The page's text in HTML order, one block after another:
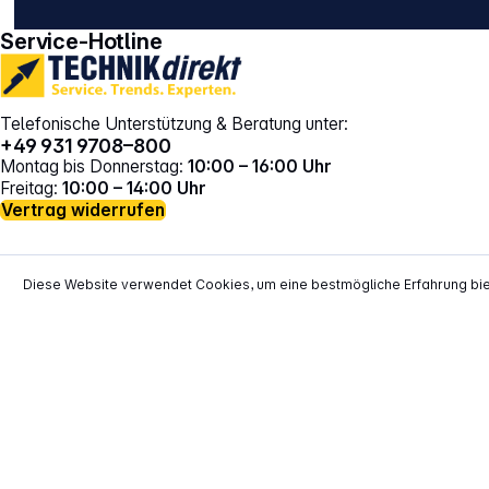
Service-Hotline
Telefonische Unterstützung & Beratung unter:
+49 931 9708–800
Montag bis Donnerstag: 10:00 – 16:00 Uhr
Freitag: 10:00 – 14:00 Uhr
Vertrag widerrufen
Diese Website verwendet Cookies, um eine bestmögliche Erfahrung